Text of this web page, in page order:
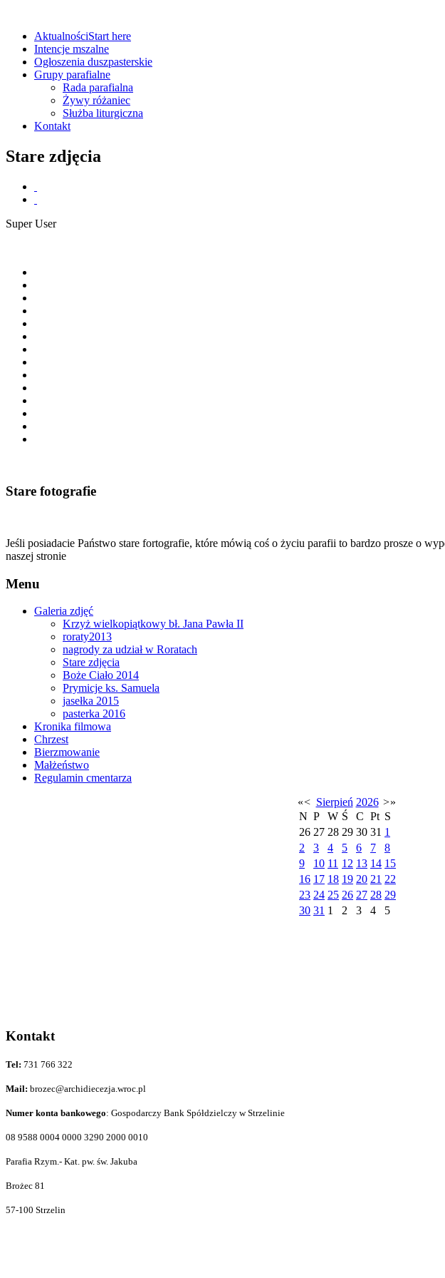
AktualnościStart here
Intencje mszalne
Ogłoszenia duszpasterskie
Grupy parafialne
Rada parafialna
Żywy różaniec
Służba liturgiczna
Kontakt
Stare zdjęcia
Super User
Stare fotografie
Jeśli posiadacie Państwo stare fortografie, które mówią coś o życiu parafii to bardzo prosze o
naszej stronie
Menu
Galeria zdjęć
Krzyż wielkopiątkowy bł. Jana Pawła II
roraty2013
nagrody za udział w Roratach
Stare zdjęcia
Boże Ciało 2014
Prymicje ks. Samuela
jasełka 2015
pasterka 2016
Kronika filmowa
Chrzest
Bierzmowanie
Małżeństwo
Regulamin cmentarza
«< Sierpień 2026 >»
N P W Ś C Pt S
26 27 28 29 30 31 1
2
3 4 5 6 7
8
9
10 11 12 13 14 15
16 17 18 19 20 21 22
23 24 25 26 27 28 29
30 31 1 2 3 4 5
Kontakt
Tel: 731 766 322
Mail: brozec@archidiecezja.wroc.pl
Numer konta bankowego: Gospodarczy Bank Spółdzielczy w Strzelinie
08 9588 0004 0000 3290 2000 0010
Parafia Rzym.- Kat. pw. św. Jakuba
Brożec 81
57-100 Strzelin